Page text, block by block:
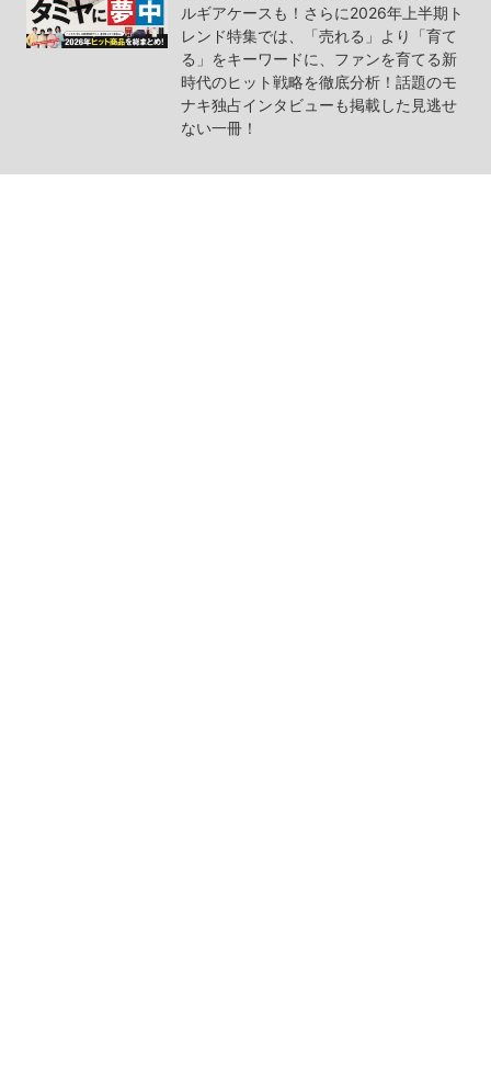
ルギアケースも！さらに2026年上半期ト
レンド特集では、「売れる」より「育て
る」をキーワードに、ファンを育てる新
時代のヒット戦略を徹底分析！話題のモ
ナキ独占インタビューも掲載した見逃せ
ない一冊！